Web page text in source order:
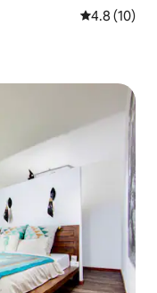
レビュー10
4.8 (10)